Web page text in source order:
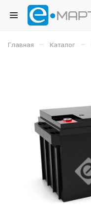
Главная – Каталог –